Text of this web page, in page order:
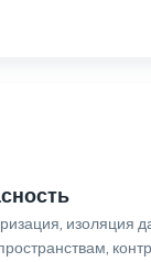
изоляция